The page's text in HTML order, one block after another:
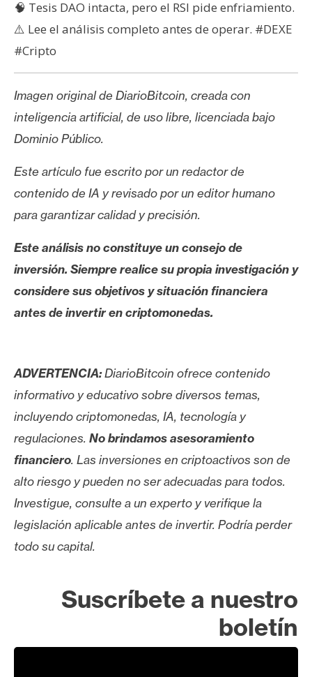
🧠 Tesis DAO intacta, pero el RSI pide enfriamiento.
⚠️ Lee el análisis completo antes de operar. #DEXE
#Cripto
Imagen original de DiarioBitcoin, creada con
inteligencia artificial, de uso libre, licenciada bajo
Dominio Público.
Este artículo fue escrito por un redactor de
contenido de IA y revisado por un editor humano
para garantizar calidad y precisión.
Este análisis no constituye un consejo de
inversión. Siempre realice su propia investigación y
considere sus objetivos y situación financiera
antes de invertir en criptomonedas.
ADVERTENCIA:DiarioBitcoin ofrece contenido
informativo y educativo sobre diversos temas,
incluyendo criptomonedas, IA, tecnología y
regulaciones. No brindamos asesoramiento
financiero. Las inversiones en criptoactivos son de
alto riesgo y pueden no ser adecuadas para todos.
Investigue, consulte a un experto y verifique la
legislación aplicable antes de invertir. Podría perder
todo su capital.
Suscríbete a nuestro
boletín